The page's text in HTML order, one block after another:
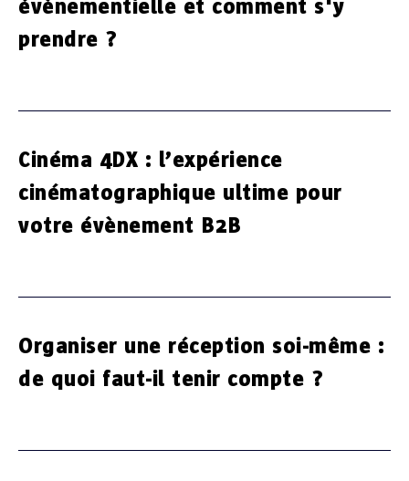
évènementielle et comment s'y
prendre ?
Cinéma 4DX : l’expérience
cinématographique ultime pour
votre évènement B2B
Organiser une réception soi-même :
de quoi faut-il tenir compte ?